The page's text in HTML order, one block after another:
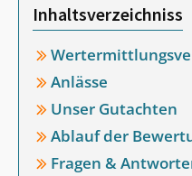
Inhaltsverzeichniss
Anlässe
Unser Gutachten
Ablauf der
Fragen &